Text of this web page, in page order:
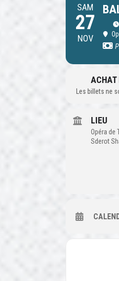
SAM
27
NOV
ACHAT
Les billets ne
LIEU
Opéra de
Sderot